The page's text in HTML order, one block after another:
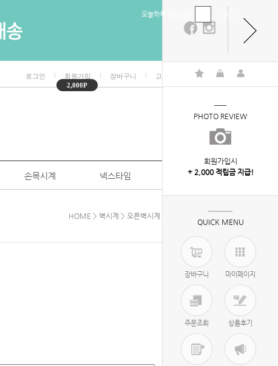
PHOTO REVIEW
회원가입시
+ 2,000 적립금 지급!
QUICK MENU
장바구니 마이페이지
주문조회 상품후기
오늘하루 열지않음
로그인
회원가입
2,000P
장바구니 고객센터 마이페이지
손목시계 넥스타임 특판/대량구매
HOME > 벽시계 > 오픈벽시계